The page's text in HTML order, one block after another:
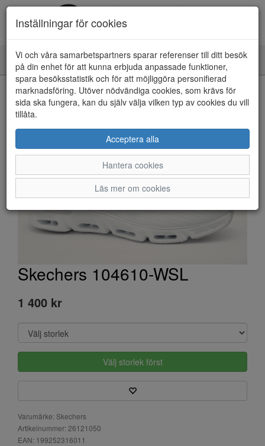
Toggle
navigation
HEM
Skechers 104610-WSL
1 400 kr
Välj storlek först
Varumärke: Skechers
Artikelnummer: 26121050
EAN: 199252316011
Inställningar för cookies
Vi och våra samarbetspartners sparar referenser till ditt besök
på din enhet för att kunna erbjuda anpassade funktioner,
spara besöksstatistik och för att möjliggöra personifierad
marknadsföring. Utöver nödvändiga cookies, som krävs för
sida ska fungera, kan du själv välja vilken typ av cookies du vill
tillåta.
Acceptera alla
Hantera cookies
Läs mer om cookies